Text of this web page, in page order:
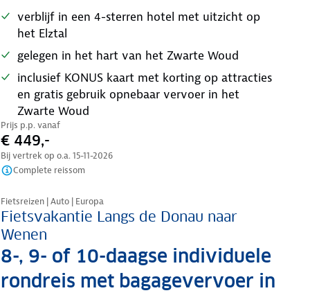
verblijf in een 4-sterren hotel met uitzicht op
het Elztal
gelegen in het hart van het Zwarte Woud
inclusief KONUS kaart met korting op attracties
en gratis gebruik opnebaar vervoer in het
Zwarte Woud
Prijs p.p. vanaf
€ 449,-
Bij vertrek op o.a. 15-11-2026
Complete reissom
Fietsreizen | Auto | Europa
Fietsvakantie Langs de Donau naar
Wenen
8-, 9- of 10-daagse individuele
rondreis met bagagevervoer in